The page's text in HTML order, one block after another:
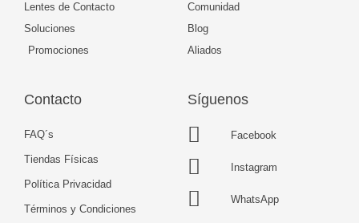
Lentes de Contacto
Soluciones
Promociones
Comunidad
Blog
Aliados
Contacto
FAQ´s
Tiendas Físicas
Política Privacidad
Términos y Condiciones
Síguenos
Facebook
Instagram
WhatsApp